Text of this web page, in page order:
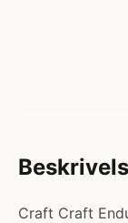
Craft Craft